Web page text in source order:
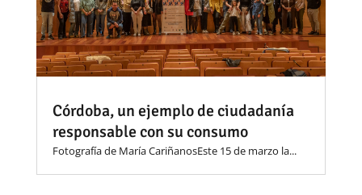
Córdoba, un ejemplo de ciudadanía
responsable con su consumo
Fotografía de María CariñanosEste 15 de marzo la...